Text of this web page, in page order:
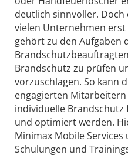
deutlich sinnvoller. Doch
vielen Unternehmen
gehört zu den Aufgaben
Brandschutz zu prüfen
vorzuschlagen. So kann
engagierten
individuelle
und optimiert werden.
Minimax Mobile
Schulungen und